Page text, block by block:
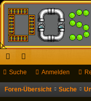
ch
ne
or
en
Suche Anmelden
Foren-Übersicht Suche